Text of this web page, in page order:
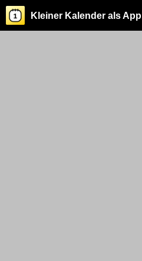
Kleiner Kalender als App